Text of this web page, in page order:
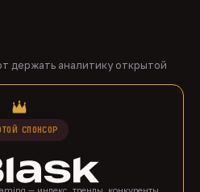
держать аналитику открытой
СПОНСОР
— индекс, тренды, конкуренты